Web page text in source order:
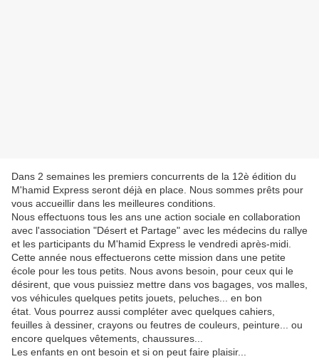
Dans 2 semaines les premiers concurrents de la 12è édition du
M'hamid Express seront déjà en place. Nous sommes prêts pour
vous accueillir dans les meilleures conditions.
Nous effectuons tous les ans une action sociale en collaboration
avec l'association "Désert et Partage" avec les médecins du rallye
et les participants du M'hamid Express le vendredi après-midi.
Cette année nous effectuerons cette mission dans une petite
école pour les tous petits. Nous avons besoin, pour ceux qui le
désirent, que vous puissiez mettre dans vos bagages, vos malles,
vos véhicules quelques petits jouets, peluches... en bon
état. Vous pourrez aussi compléter avec quelques cahiers,
feuilles à dessiner, crayons ou feutres de couleurs, peinture... ou
encore quelques vêtements, chaussures...
Les enfants en ont besoin et si on peut faire plaisir...